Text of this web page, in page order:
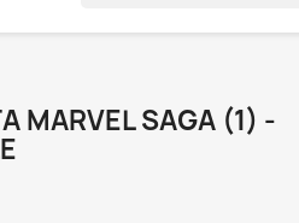
MARVEL SAGA (1) -